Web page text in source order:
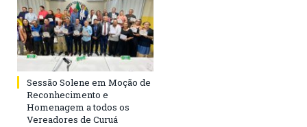
Sessão Solene em Moção de
Reconhecimento e
Homenagem a todos os
Vereadores de Curuá